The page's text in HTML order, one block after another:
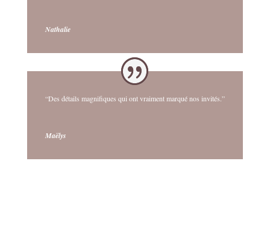
Nathalie
“Des détails magnifiques qui ont vraiment marqué nos invités.”
Maëlys